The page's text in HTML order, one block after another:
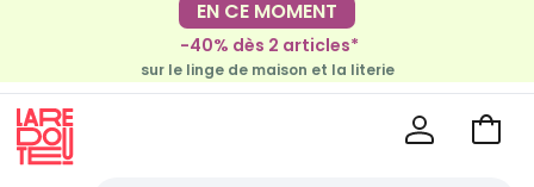
EN CE MOMENT
-30€ tous les 100€*
sur le meuble & la déco
-40% dès 2 articles*
sur le linge de maison et la literie
Voir